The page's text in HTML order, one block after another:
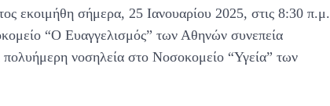
εκοιμήθη σήμερα, 25 Ιανουαρίου 2025, στις 8:30 π.μ.
“Ο Ευαγγελισμός” των Αθηνών συνεπεία
πολυήμερη νοσηλεία στο Νοσοκομείο “Υγεία” των